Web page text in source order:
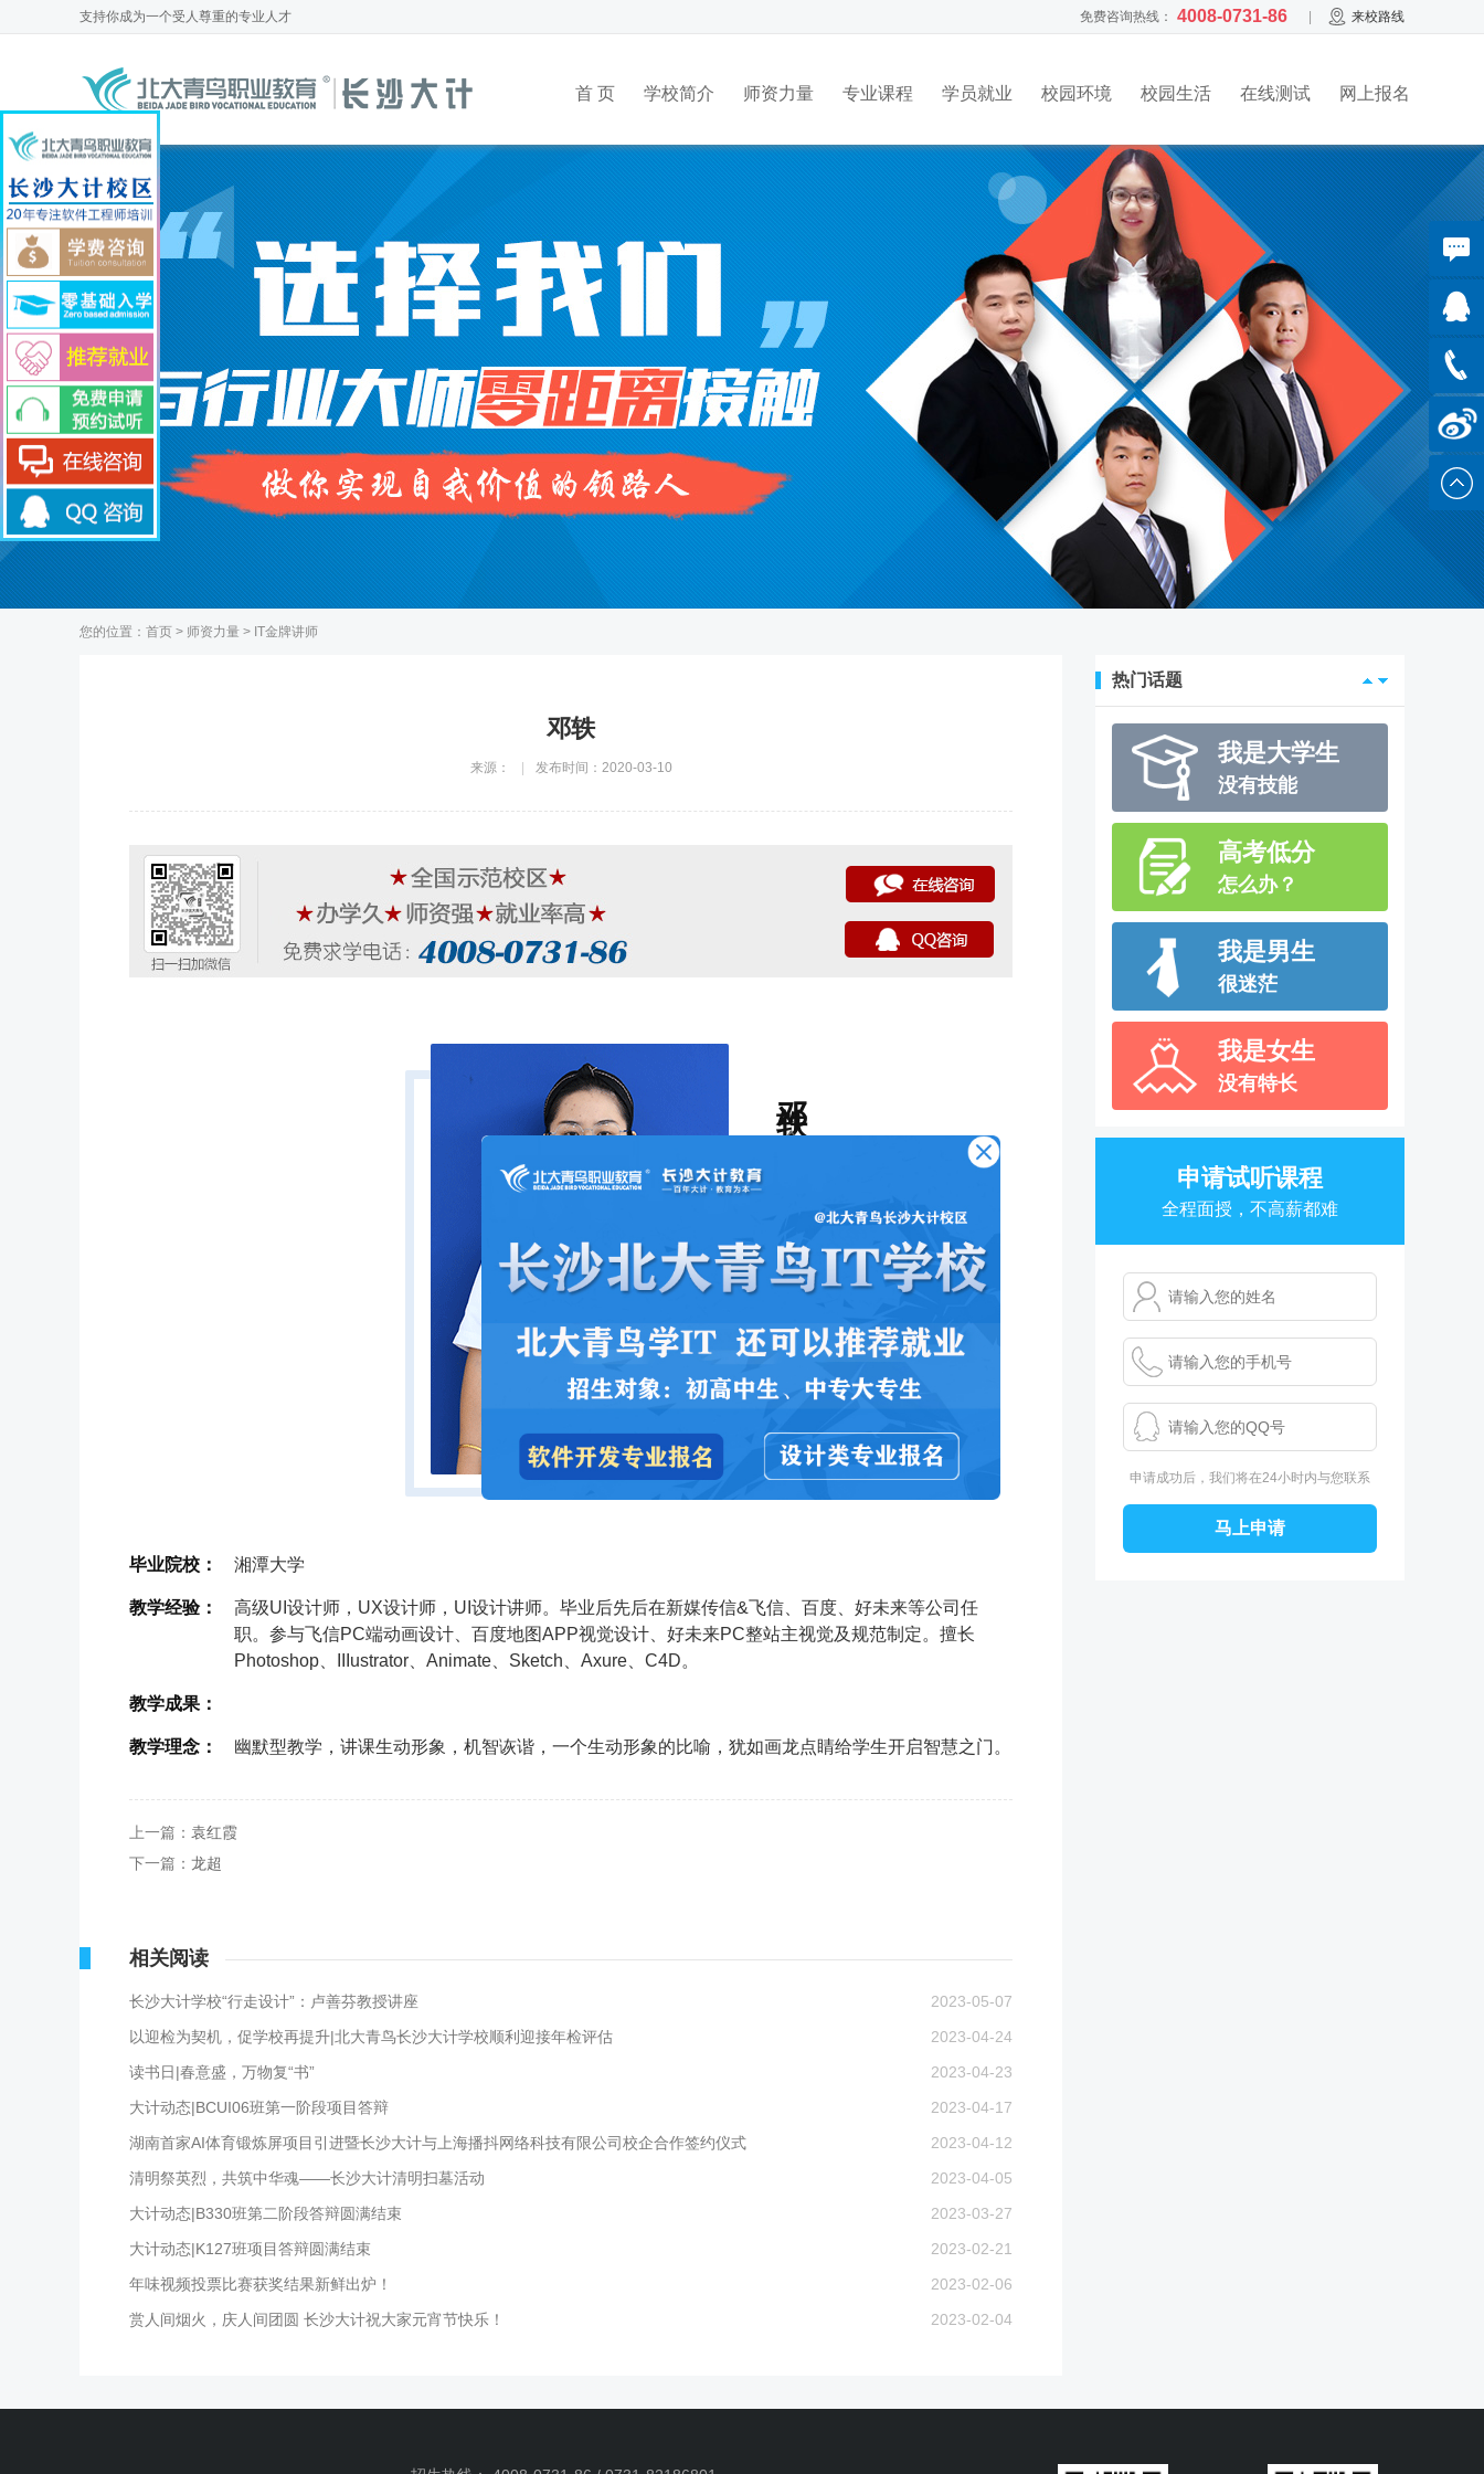
支持你成为一个受 人尊重的专业 人才 免费咨询热线： 4008-0731-86 来校路线
首 页 学校简介 师资力量 专业课程 学员就业 校园环境 校园生活 在线测试 网上报名
您的位置： 首页 > 师资力量 > IT金牌讲师
邓轶
来源： 发布时间：2020-03-10
金牌讲师
毕业院校： 湘潭大学
教学经验：
高级UI设计师，UX设计师，UI设计讲师。毕业后先后在新媒传信&飞信、百度、好未来等公司任
职。参与飞信PC端动画设计、百度地图APP视觉设计、好未来PC整站主视觉及规范制定。擅长
Photoshop、IIIustrator、Animate、Sketch、Axure、C4D。
教学成果：
教学理念： 幽默型教学，讲课生动形象，机智诙谐，一个生动形象的比喻，犹如画龙点睛给学生开启智慧之门。
上一篇： 袁红霞
下一篇： 龙超
相关阅读
长沙大计学校“行走设计”：卢善芬教授讲座
2023-05-07
以迎检为契机，促学校再提升|北大青鸟长沙大计学校顺利迎接年检评估
2023-04-24
读书日|春意盛，万物复“书”
2023-04-23
大计动态|BCUI06班第一阶段项目答辩
2023-04-17
湖南首家AI体育锻炼屏项目引进暨长沙大计与上海播抖网络科技有限公司校企合作签约仪式
2023-04-12
清明祭英烈，共筑中华魂——长沙大计清明扫墓活动
2023-04-05
大计动态|B330班第二阶段答辩圆满结束
2023-03-27
大计动态|K127班项目答辩圆满结束
2023-02-21
年味视频投票比赛获奖结果新鲜出炉！
2023-02-06
赏人间烟火，庆人间团圆 长沙大计祝大家元宵节快乐！
2023-02-04
热门话题
我是职员
入错行
我是初中生
年龄太小
我是高中生
没有学历
高考低分
怎么办？
我是男生
很迷茫
我是女生
没有特长
什么行业
前景发展好？
入错行
我是初中生
我是高中生
没有学历
我是大学生
没有技能
高考低分
申请试听课程
全程面授，不高薪都难
申请成功后，我们将在24小时内与您联系
在线咨询
与美女
老师沟
QQ客服
免费热
线：
4008-
0731-
86
新浪微博
关注大
计动态